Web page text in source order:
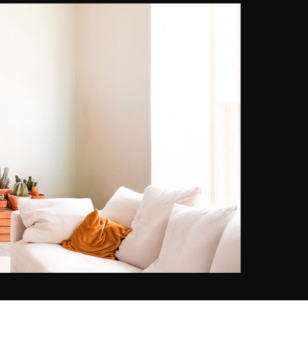
in cui la luce della città cambia.
L'ora d'oro, quel passaggio di fine
giornata in cui il rumore si attenua
e le forme della città si rivelano
sotto una nuova luce. Matteo